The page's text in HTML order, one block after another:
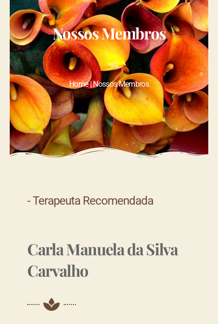
Nossos Membros
Home | Nossos Membros
- Terapeuta Recomendada
Carla Manuela da Silva
Carvalho